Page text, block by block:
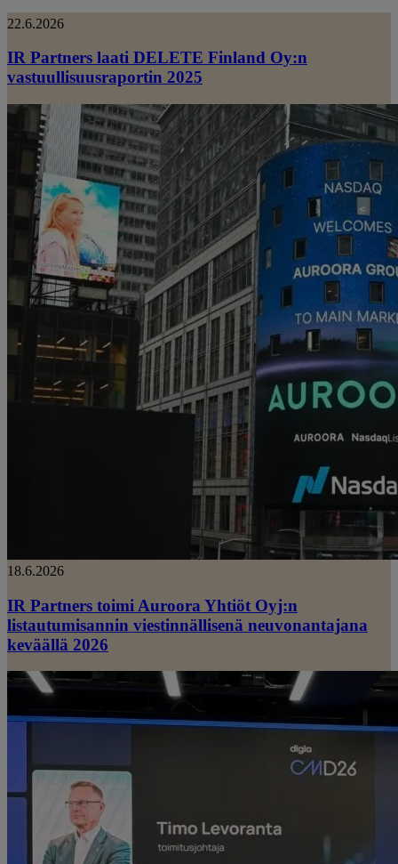
22.6.2026
IR Partners laati DELETE Finland Oy:n
vastuullisuusraportin 2025
18.6.2026
IR Partners toimi Auroora Yhtiöt Oyj:n
listautumisannin viestinnällisenä neuvonantajana
keväällä 2026